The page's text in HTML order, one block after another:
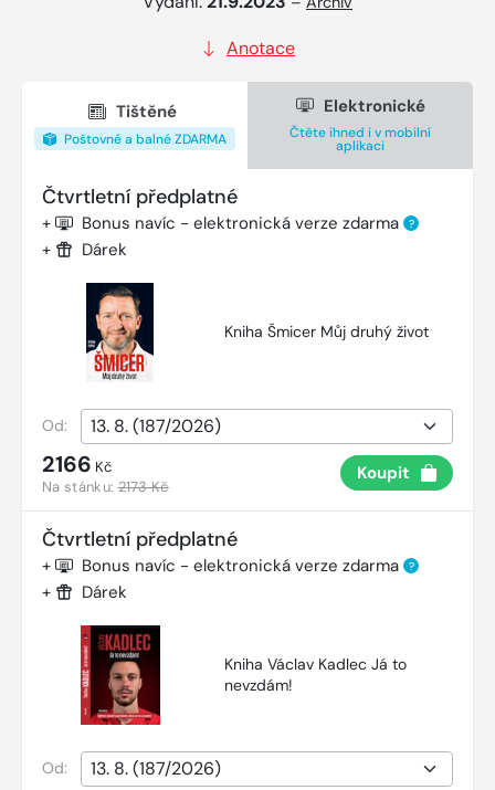
Anotace
Tištěné
Poštovné a balné ZDARMA
Elektronické
Čtěte ihned i v mobilní
aplikaci
Čtvrtletní předplatné
+ Bonus navíc - elektronická verze zdarma ?
+ Dárek
Kniha Šmicer Můj druhý život
Od:
2166 Kč
Na stánku:2173 Kč
Koupit
Čtvrtletní předplatné
+ Bonus navíc - elektronická verze zdarma ?
+ Dárek
Kniha Václav Kadlec Já to
nevzdám!
Od: